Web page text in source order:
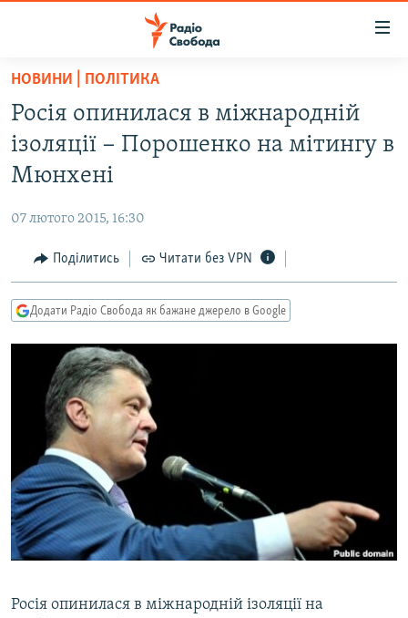
Перейти
основного
матеріалу
Перейти
до
основної
Перейти
до
пошуку
СТАТТІ
СУСПІЛЬСТВО
УКРАЇНА
СВІТ
РОСІЙСЬКА «ФІЛЬТРАЦІЯ»
ДОНБАС.РЕАЛІЇ
ТИ ЯК?
СХЕМИ
КИТАЙ.ВИКЛИКИ
МУЛЬТИМЕДІА
ФОТО
СПЕЦПРОЄКТИ
ПОДКАСТИ
РУС
НОВИНИ | ПОЛІТИКА
Росія опинилася в міжнародній
ізоляції − Порошенко на мітингу в
Мюнхені
07 лютого 2015, 16:30
Поділитись Читати без VPN
Додати Радіо Свобода як бажане джерело в Google
Росія опинилася в міжнародній ізоляції на